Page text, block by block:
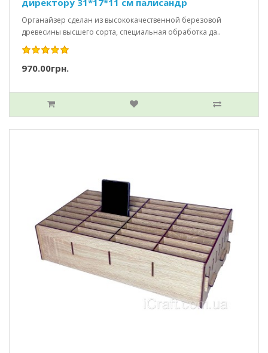
Органайзер сделан из высококачественной березовой
древесины высшего сорта, специальная обработка да..
970.00грн.